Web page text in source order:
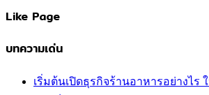
Like Page
บทความเด่น
เริ่มต้นเปิดธุรกิจร้านอาหารอย่างไร